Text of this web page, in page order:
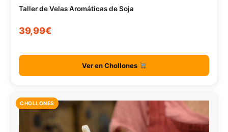
Taller de Velas Aromáticas de Soja
39,99€
Ver en Chollones
CHOLLONES